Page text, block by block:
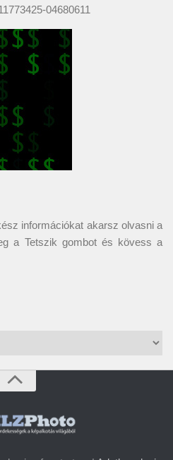
04680611
információkat akarsz olvasni a
a Tetszik gombot és kövess a